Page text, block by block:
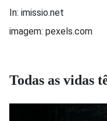
In: imissio.net
imagem: pexels.com
Todas as vidas